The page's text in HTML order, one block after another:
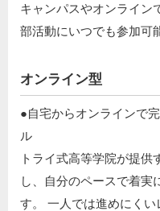
キャンパスやオンライン
部活動にいつでも参加可
オンライン型
●自宅からオンラインで
ル​
トライ式高等学院が提供
し、自分のペースで着実
す。 一人では進めにく